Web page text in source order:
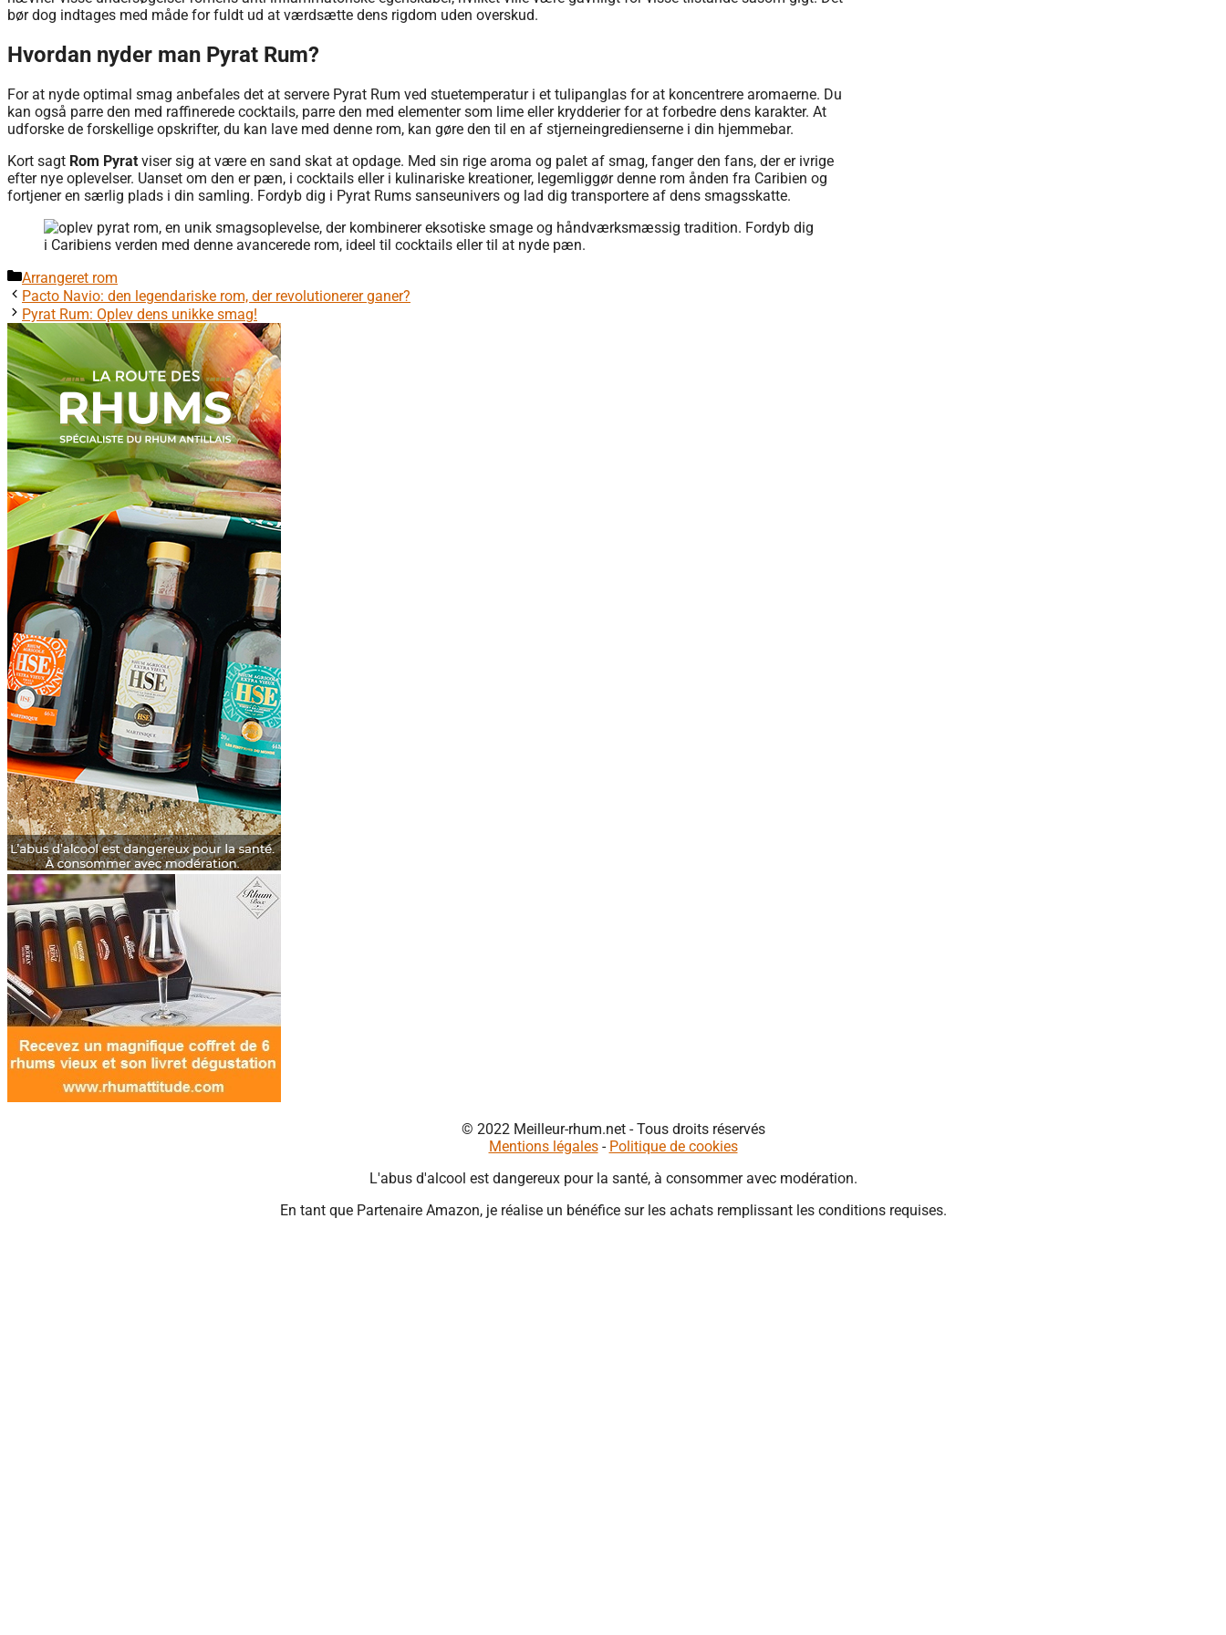
bør dog indtages med måde for fuldt ud at værdsætte dens rigdom uden overskud.
Hvordan nyder man Pyrat Rum?
For at nyde optimal smag anbefales det at servere Pyrat Rum ved stuetemperatur i et tulipanglas for at koncentrere aromaerne. Du
kan også parre den med raffinerede cocktails, parre den med elementer som lime eller krydderier for at forbedre dens karakter. At
udforske de forskellige opskrifter, du kan lave med denne rom, kan gøre den til en af ​​stjerneingredienserne i din hjemmebar.
Kort sagt Rom Pyrat viser sig at være en sand skat at opdage. Med sin rige aroma og palet af smag, fanger den fans, der er ivrige
efter nye oplevelser. Uanset om den er pæn, i cocktails eller i kulinariske kreationer, legemliggør denne rom ånden fra Caribien og
fortjener en særlig plads i din samling. Fordyb dig i Pyrat Rums sanseunivers og lad dig transportere af dens smagsskatte.
Kategorier
Arrangeret rom
Pacto Navio: den legendariske rom, der revolutionerer ganer?
Pyrat Rum: Oplev dens unikke smag!
© 2022 Meilleur-rhum.net - Tous droits réservés
Mentions légales- Politique de cookies
L'abus d'alcool est dangereux pour la santé, à consommer avec modération.
En tant que Partenaire Amazon, je réalise un bénéfice sur les achats remplissant les conditions requises.